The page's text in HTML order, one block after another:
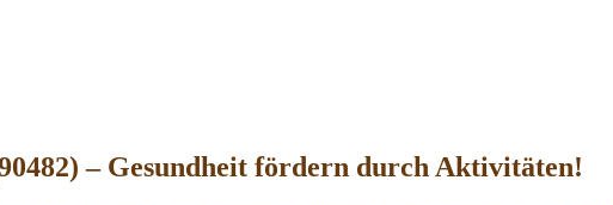
– Gesundheit fördern durch Aktivitäten!